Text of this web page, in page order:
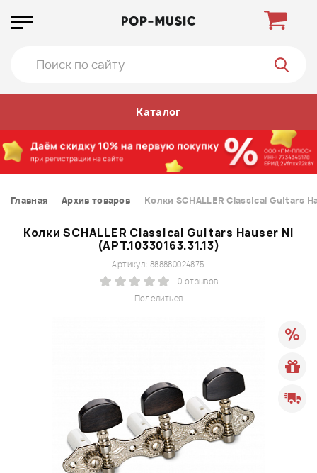
Каталог
Главная Архив товаров Колки SCHALLER Classical Guitars
Колки SCHALLER Classical Guitars Hauser NI
(APT.10330163.31.13)
Поделиться
Артикул: 888880024875
0 отзывов